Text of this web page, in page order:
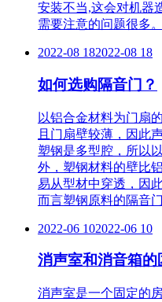
安装不当,这会对机器
需要注意的问题很多
2022-08 182022-08 18
如何选购隔音门？
以铝合金材料为门扇
且门扇壁较薄，因此
塑钢是多型腔，所以
外，塑钢材料的壁比
易从型材中穿透，因
而言塑钢原料的隔音
2022-06 102022-06 10
消声室和消音箱的
消声室是一个固定的